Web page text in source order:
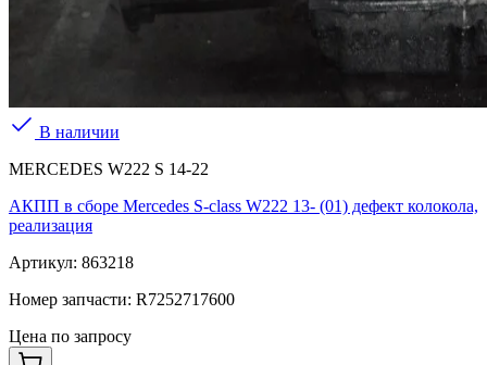
В наличии
MERCEDES W222 S 14-22
АКПП в сборе Mercedes S-class W222 13- (01) дефект колокола,
реализация
Артикул: 863218
Номер запчасти: R7252717600
Цена по запросу